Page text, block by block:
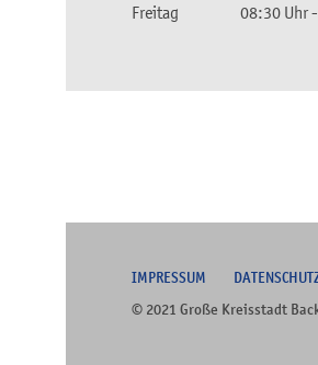
Freitag
08:30 Uhr-
IMPRESSUM
© 2021 Große Kreisstadt